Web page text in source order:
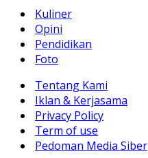
Kuliner
Opini
Pendidikan
Foto
Tentang Kami
Iklan & Kerjasama
Privacy Policy
Term of use
Pedoman Media Siber